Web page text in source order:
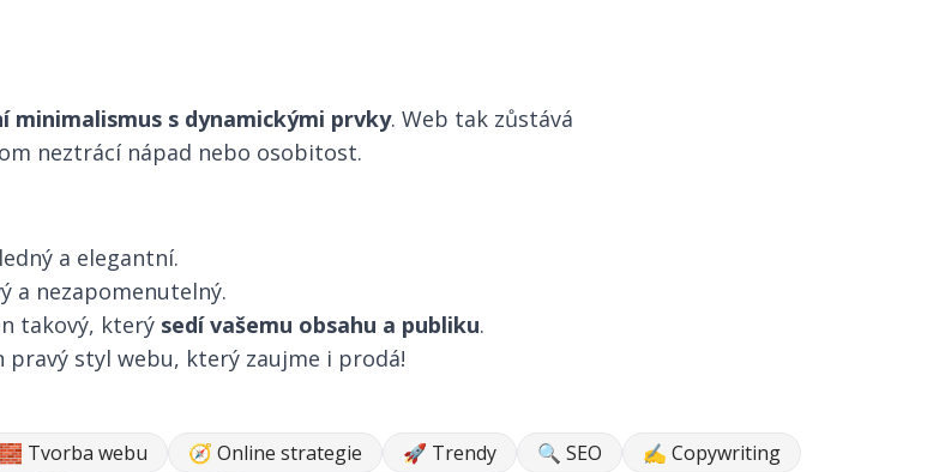
minimalismus s dynamickými prvky. Web tak zůstává
neztrácí nápad nebo osobitost.
a elegantní.
a nezapomenutelný.
takový, který sedí vašemu obsahu a publiku.
pravý styl webu, který zaujme i prodá!
🧱 Tvorba webu 🧭 Online strategie 🚀 Trendy 🔍 SEO
✍ Copywriting